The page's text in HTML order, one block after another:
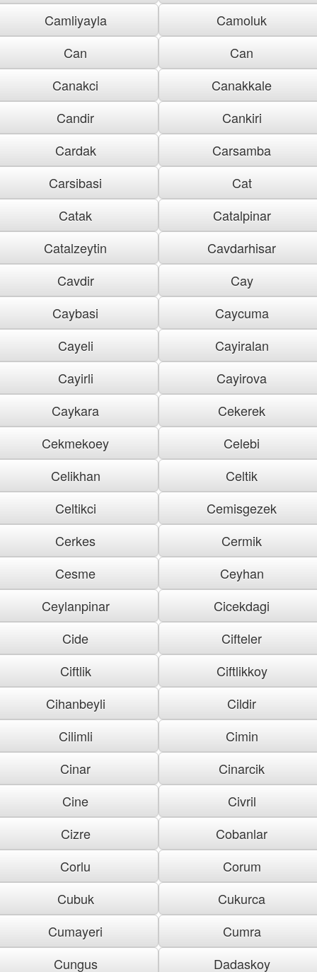
Camliyayla
Camoluk
Can
Can
Canakci
Canakkale
Candir
Cankiri
Cardak
Carsamba
Carsibasi
Cat
Catak
Catalpinar
Catalzeytin
Cavdarhisar
Cavdir
Cay
Caybasi
Caycuma
Cayeli
Cayiralan
Cayirli
Cayirova
Caykara
Cekerek
Cekmekoey
Celebi
Celikhan
Celtik
Celtikci
Cemisgezek
Cerkes
Cermik
Cesme
Ceyhan
Ceylanpinar
Cicekdagi
Cide
Cifteler
Ciftlik
Ciftlikkoy
Cihanbeyli
Cildir
Cilimli
Cimin
Cinar
Cinarcik
Cine
Civril
Cizre
Cobanlar
Corlu
Corum
Cubuk
Cukurca
Cumayeri
Cumra
Cungus
Dadaskoy